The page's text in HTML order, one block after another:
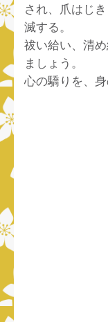
され、爪はじ
滅する。
祓い給い、清
ましょう。
心の驕りを、